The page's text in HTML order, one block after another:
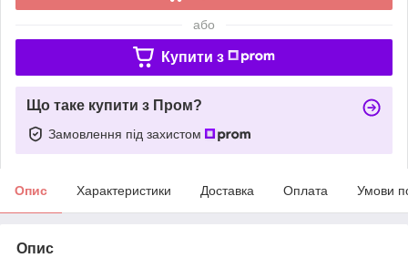
або
Купити з
Що таке купити з Пром?
Замовлення під захистом
Опис Характеристики Доставка Оплата Умови
Опис